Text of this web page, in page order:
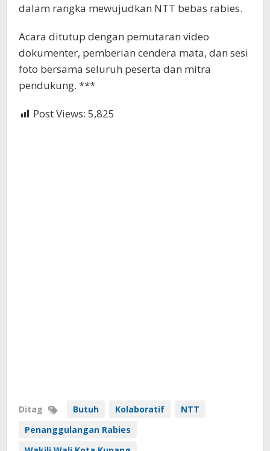
dalam rangka mewujudkan NTT bebas rabies.
Acara ditutup dengan pemutaran video
dokumenter, pemberian cendera mata, dan sesi
foto bersama seluruh peserta dan mitra
pendukung. ***
Post Views: 5,825
Ditag Butuh Kolaboratif
NTT
Penanggulangan Rabies